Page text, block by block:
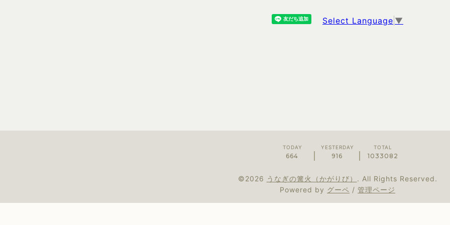
Select Language ▼
TODAY
664
YESTERDAY
916
TOTAL
1033082
©2026 うなぎの篝火（かがりび） . All Rights Reserved.
Powered by グーペ / 管理ページ